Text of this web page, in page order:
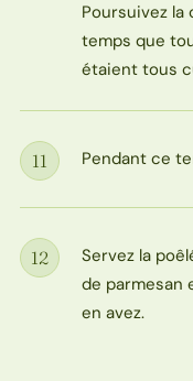
Poursuivez
temps que
étaient tous
Étape
11 Pendant ce
Étape
12
Servez la
de parmesan
en avez.